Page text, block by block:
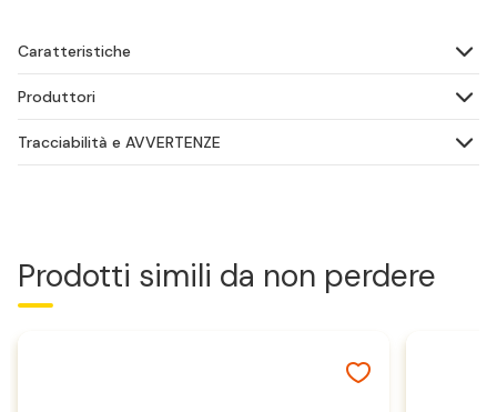
Caratteristiche
Produttori
Tracciabilità e AVVERTENZE
Prodotti simili da non perdere